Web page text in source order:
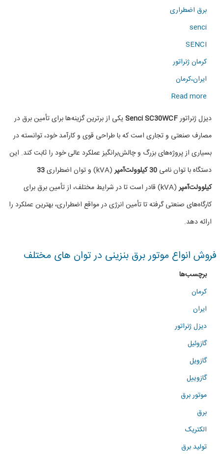
برق اضطراری
senci
SENCI
کرمان ژنراتور
ایران،کرمان
Read more
about
دیزل
ژنراتور
Senci
مدل
SC30WCF
با
دیزل ژنراتورSenci SC30WCFیکی از برترین گزینه‌ها برای تأمین برق در
مصارف صنعتی و تجاری است که با طراحی قوی و کارآمد خود، توانسته در
بسیاری از پروژه‌های بزرگ و چالش‌برانگیز عملکرد عالی خود را ثابت کند. این
دستگاه با توان نامی 30 کیلوولت‌آمپر (kVA) و توان اضطراری
33
کیلوولت‌آمپر
(kVA) قادر است تا در شرایط مختلف، از تأمین برق برای
کارگاه‌های صنعتی گرفته تا تأمین انرژی در مواقع اضطراری، بهترین عملکرد را
ارائه دهد.
فروش انواع موتور برق بنزینی در توان های مختلف
برچسب‌ها
کرمان
ایران
دیزل ژنراتور
گازوئیل
گازویل
گازوییل
موتور برق
برق
الکتریک
تولید برق